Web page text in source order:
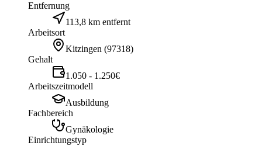
Entfernung
113,8 km entfernt
Arbeitsort
Kitzingen (97318)
Gehalt
1.050 - 1.250€
Arbeitszeitmodell
Ausbildung
Fachbereich
Gynäkologie
Einrichtungstyp